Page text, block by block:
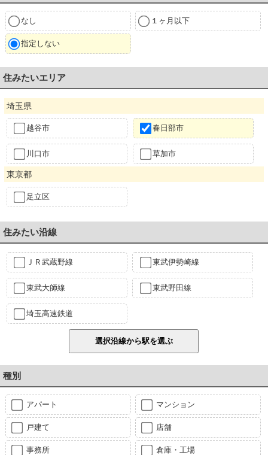
なし １ヶ月以下
指定しない
住みたいエリア
埼玉県
越谷市 春日部市
川口市 草加市
東京都
足立区
住みたい沿線
ＪＲ武蔵野線 東武伊勢崎線
東武大師線 東武野田線
埼玉高速鉄道
種別
アパート マンション
戸建て 店舗
事務所 倉庫・工場